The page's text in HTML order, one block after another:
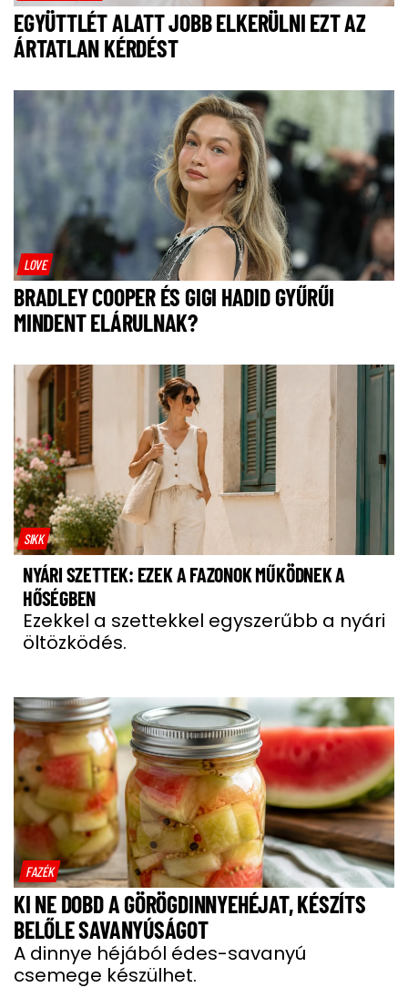
EGYÜTTLÉT ALATT JOBB ELKERÜLNI EZT AZ
ÁRTATLAN KÉRDÉST
LOVE
BRADLEY COOPER ÉS GIGI HADID GYŰRŰI
MINDENT ELÁRULNAK?
SIKK
NYÁRI SZETTEK: EZEK A FAZONOK MŰKÖDNEK A
HŐSÉGBEN
Ezekkel a szettekkel egyszerűbb a nyári
öltözködés.
FAZÉK
KI NE DOBD A GÖRÖGDINNYEHÉJAT, KÉSZÍTS
BELŐLE SAVANYÚSÁGOT
A dinnye héjából édes-savanyú
csemege készülhet.